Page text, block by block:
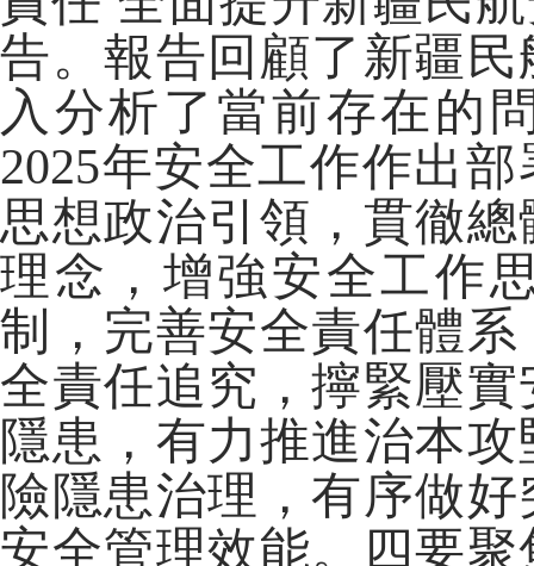
告。報告回顧了新疆
入分析了當前存在的
2025年安全工作作出
思想政治引領，貫徹
理念，增強安全工作
制，完善安全責任體
全責任追究，擰緊壓
隱患，有力推進治本
險隱患治理，有序做
安全管理效能。四要